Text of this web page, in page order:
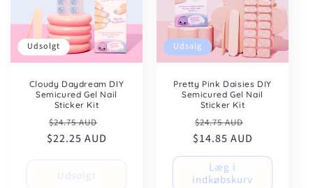
Udsolgt
Cloudy Daydream DIY
Semicured Gel Nail
Sticker Kit
Normalpris
$24.75 AUD
$22.25 AUD
Udsolgt
Udsalg
Pretty Pink Daisies DIY
Semicured Gel Nail
Sticker Kit
Normalpris
$24.75 AUD
$14.85 AUD
Læg i
indkøbskurv